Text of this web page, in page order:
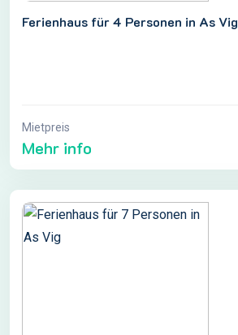
Ferienhaus für 4 Personen in As Vig
Mietpreis
Mehr info